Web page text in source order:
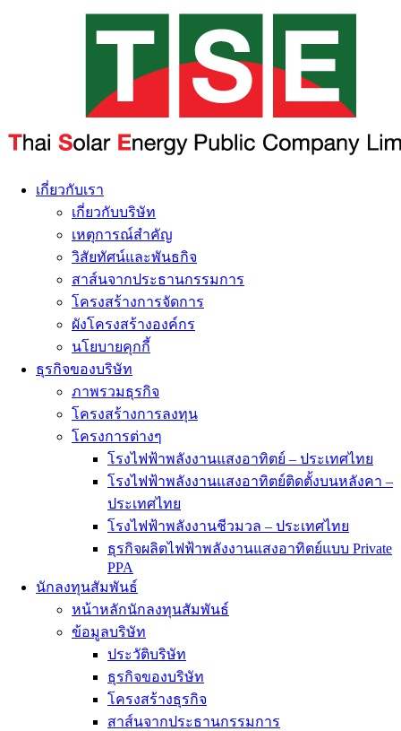
เกี่ยวกับเรา
เกี่ยวกับบริษัท
เหตุการณ์สำคัญ
วิสัยทัศน์และพันธกิจ
สาส์นจากประธานกรรมการ
โครงสร้างการจัดการ
ผังโครงสร้างองค์กร
นโยบายคุกกี้
ธุรกิจของบริษัท
ภาพรวมธุรกิจ
โครงสร้างการลงทุน
โครงการต่างๆ
โรงไฟฟ้าพลังงานแสงอาทิตย์ – ประเทศไทย
โรงไฟฟ้าพลังงานแสงอาทิตย์ติดตั้งบนหลังคา –
ประเทศไทย
โรงไฟฟ้าพลังงานชีวมวล – ประเทศไทย
ธุรกิจผลิตไฟฟ้าพลังงานแสงอาทิตย์แบบ Private
PPA
นักลงทุนสัมพันธ์
หน้าหลักนักลงทุนสัมพันธ์
ข้อมูลบริษัท
ประวัติบริษัท
ธุรกิจของบริษัท
โครงสร้างธุรกิจ
สาส์นจากประธานกรรมการ